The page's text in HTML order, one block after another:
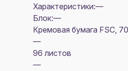
Характеристики:—
Блок:—
Кремовая бумага FSC,
—
96 листов
—